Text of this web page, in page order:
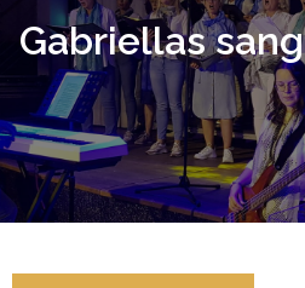
Gabriellas sang